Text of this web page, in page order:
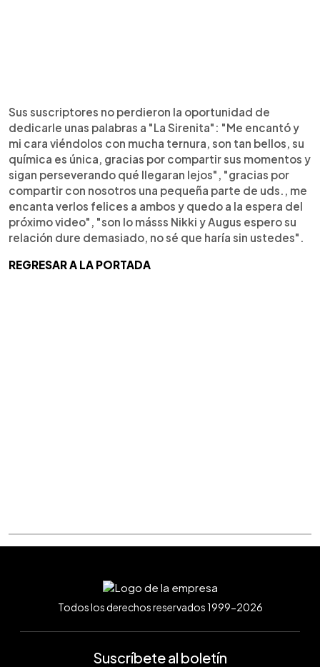
Sus suscriptores no perdieron la oportunidad de
dedicarle unas palabras a "La Sirenita": "Me encantó y
mi cara viéndolos con mucha ternura, son tan bellos, su
química es única, gracias por compartir sus momentos y
sigan perseverando qué llegaran lejos", "gracias por
compartir con nosotros una pequeña parte de uds., me
encanta verlos felices a ambos y quedo a la espera del
próximo video", "son lo másss Nikki y Augus espero su
relación dure demasiado, no sé que haría sin ustedes".
REGRESAR A LA PORTADA
Todos los derechos reservados 1999-2026
Suscríbete al boletín